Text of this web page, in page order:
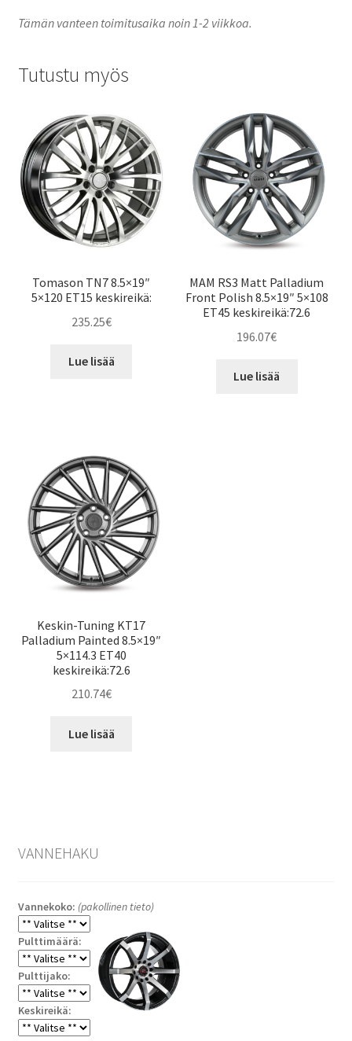
Tämän vanteen toimitusaika noin 1-2 viikkoa.
Tutustu myös
Tomason TN7 8.5×19″
5×120 ET15 keskireikä:
235.25€
Lue lisää
MAM RS3 Matt Palladium
Front Polish 8.5×19″ 5×108
ET45 keskireikä:72.6
196.07€
Lue lisää
Keskin-Tuning KT17
Palladium Painted 8.5×19″
5×114.3 ET40
keskireikä:72.6
210.74€
Lue lisää
VANNEHAKU
Vannekoko: (pakollinen tieto)
Pulttimäärä:
Pulttijako:
Keskireikä: